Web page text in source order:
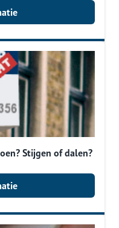
Stijgen of dalen?